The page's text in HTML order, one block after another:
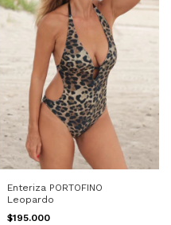
Enteriza PORTOFINO
Leopardo
$195.000